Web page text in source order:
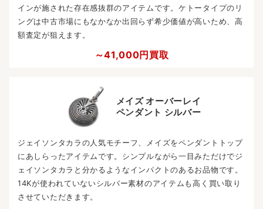
インが施された存在感抜群のアイテムです。ケトータイプのリ
ングは中古市場にもなかなか出回らず希少価値が高いため、高
額査定が狙えます。
～41,000円買取
メイズ オーバーレイ
ペンダント シルバー
ジェイソンタカラの人気モチーフ、メイズをペンダントトップ
にあしらったアイテムです。シンプルながら一目みただけでジ
ェイソンタカラと分かるようなインパクトのあるお品物です。
14Kが使われていないシルバー素材のアイテムも高く買い取り
させていただきます。